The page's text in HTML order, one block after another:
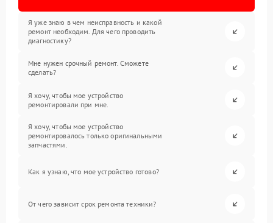
Я уже знаю в чем неисправность и какой
ремонт необходим. Для чего проводить
диагностику?
Мне нужен срочный ремонт. Сможете
сделать?
Я хочу, чтобы мое устройство
ремонтировали при мне.
Я хочу, чтобы мое устройство
ремонтировалось только оригинальными
запчастями.
Как я узнаю, что мое устройство готово?
От чего зависит срок ремонта техники?